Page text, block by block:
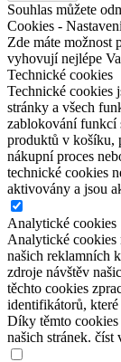
Souhlas můžete
Cookies -
Zde máte možnost
vyhovují nejlépe
Technické cookies
Technické cookies
stránky a všech
zablokování funkcí
produktů v košíku,
nákupní proces
technické cookies
aktivovány a jsou
Analytické cookies
Analytické cookies
našich reklamních
zdroje návštěv
těchto cookies
identifikátorů,
Díky těmto
našich stránek. číst